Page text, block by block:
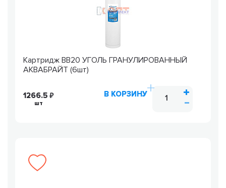
Картридж ВВ20 УГОЛЬ ГРАНУЛИРОВАННЫЙ
АКВАБРАЙТ (6шт)
1266.5
шт
В КОРЗИНУ